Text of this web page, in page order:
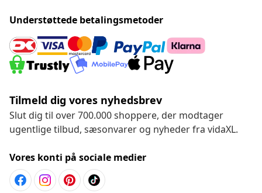
Understøttede betalingsmetoder
Tilmeld dig vores nyhedsbrev
Slut dig til over 700.000 shoppere, der modtager
ugentlige tilbud, sæsonvarer og nyheder fra vidaXL.
Vores konti på sociale medier